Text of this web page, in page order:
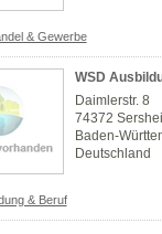
& Gewerbe
WSD
Daimlerstr. 8
74372
Baden-
Deutschland
& Beruf